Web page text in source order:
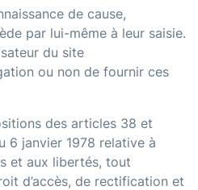
de cause,
par lui-même à leur saisie.
du site
ou non de fournir ces
des articles 38 et
6 janvier 1978 relative à
et aux libertés, tout
d’accès, de rectification et